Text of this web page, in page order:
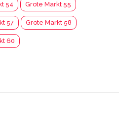
54 Grote Markt 55
57 Grote Markt 58
60